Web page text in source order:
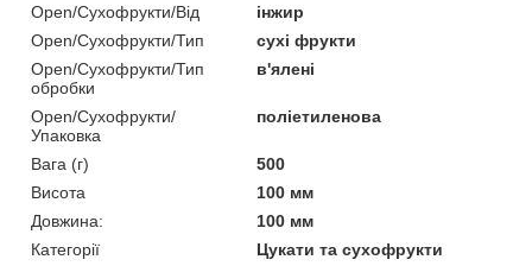
Open/Сухофрукти/Від
інжир
Open/Сухофрукти/Тип
сухі фрукти
Open/Сухофрукти/Тип
обробки
в'ялені
Open/Сухофрукти/
Упаковка
поліетиленова
Вага (г)
500
Висота
100 мм
Довжина:
100 мм
Категорії
Цукати та сухофрукти